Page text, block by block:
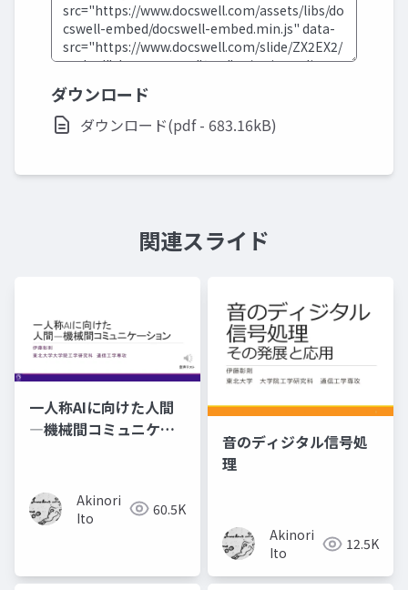
ダウンロード
ダウンロード(pdf - 683.16kB)
関連スライド
一人称AIに向けた人間
―機械間コミュニケー
Akinori
Ito
60.5K
音のディジタル信号処
理
Akinori
Ito
12.5K